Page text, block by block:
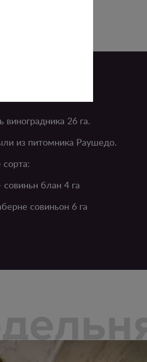
26 га.
из питомника Раушедо.
блан 4 га
совиньон 6 га